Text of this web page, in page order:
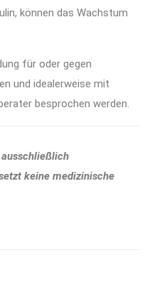
können das Wachstum
für oder gegen
und idealerweise mit
besprochen werden.
keine medizinische